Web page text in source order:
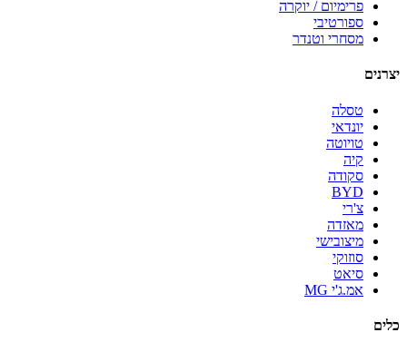
פרימיום / יוקרה
ספורטיבי
מסחרי וטנדר
יצרנים
טסלה
יונדאי
טויוטה
קיה
סקודה
BYD
צ'רי
מאזדה
מיצובישי
סוזוקי
סיאט
אמ.ג'י MG
כלים